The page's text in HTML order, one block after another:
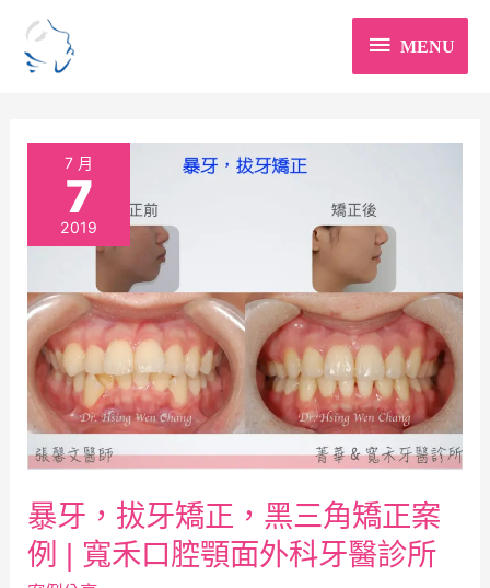
MENU
MENU
7 月
7
2019
暴牙，拔牙矯正，黑三角矯正案
例 | 寬禾口腔顎面外科牙醫診所
暴
牙，
拔
矯
正，
黑
三
矯
正